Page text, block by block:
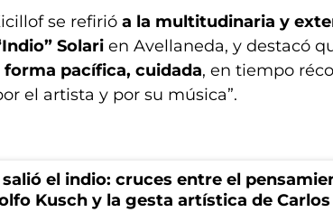
se refirió a la multitudinaria y
Solari en Avellaneda, y destacó
forma pacífica, cuidada, en tiempo
el artista y por su música”.
salió el indio: cruces entre el
Kusch y la gesta artística de Carlos